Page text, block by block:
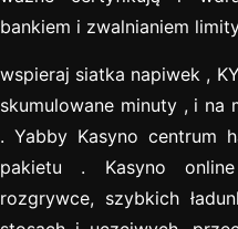
bankiem i zwalnianiem
wspieraj siatka napiwek ,
skumulowane minuty , i na
. Yabby Kasyno centrum
pakietu . Kasyno
rozgrywce, szybkich